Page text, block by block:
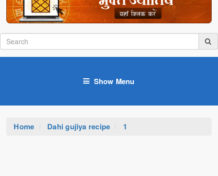
Show Menu
Home Dahi gujiya recipe 1